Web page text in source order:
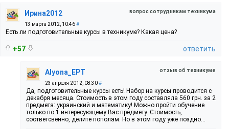
вопрос сотрудникам техникума
Ирина2012
13 марта 2012, 10:46#
Есть ли подготовительные курсы в техникуме? Какая цена?
+57 ответить
отзыв об техникуме
Alyona_EPT
23 апреля 2012, 08:30#
Да, подготовительные курсы есть! Набор на курсы проводится с
декабря месяца. Стоимость в этом году составляла 560 грн. за 2
предмета: украинский и математику! Можно пройти обучение
только по 1 интересующему Вас предмету. Стоимость,
соответсвенно, делите пополам. Но в этом году уже поздно...